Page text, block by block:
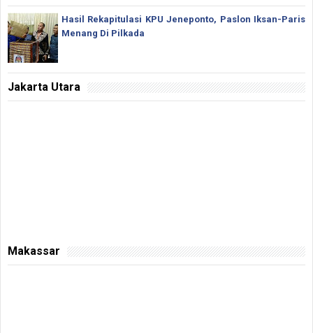
Hasil Rekapitulasi KPU Jeneponto, Paslon Iksan-Paris
Menang Di Pilkada
Jakarta Utara
Makassar